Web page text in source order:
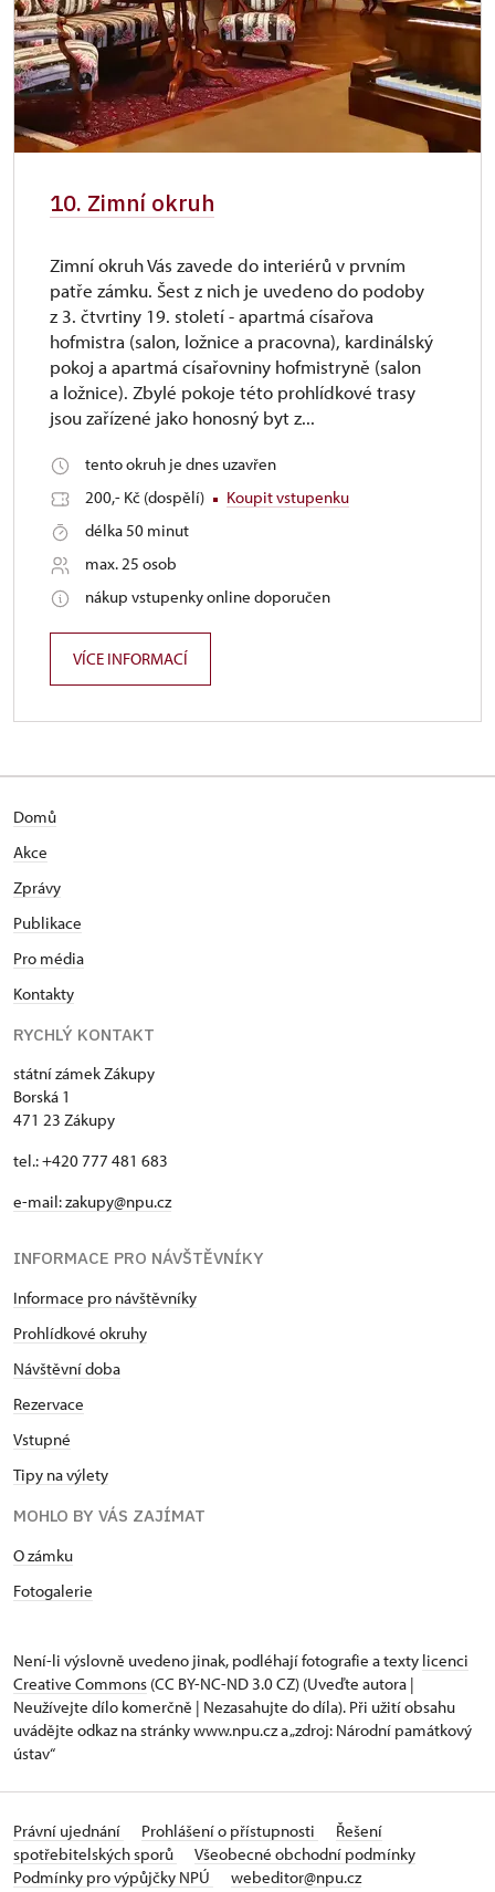
10. Zimní okruh
Zimní okruh Vás zavede do interiérů v prvním
patře zámku. Šest z nich je uvedeno do podoby
z 3. čtvrtiny 19. století - apartmá císařova
hofmistra (salon, ložnice a pracovna), kardinálský
pokoj a apartmá císařovniny hofmistryně (salon
a ložnice). Zbylé pokoje této prohlídkové trasy
jsou zařízené jako honosný byt z...
tento okruh je dnes uzavřen
200,- Kč (dospělí)
Koupit vstupenku
délka 50 minut
max. 25 osob
nákup vstupenky online doporučen
VÍCE INFORMACÍ
Domů
Akce
Zprávy
Publikace
Pro média
Kontakty
RYCHLÝ KONTAKT
státní zámek Zákupy
Borská 1
471 23 Zákupy
tel.: +420 777 481 683
e-mail: zakupy@npu.cz
INFORMACE PRO NÁVŠTĚVNÍKY
Informace pro návštěvníky
Prohlídkové okruhy
Návštěvní doba
Rezervace
Vstupné
Tipy na výlety
MOHLO BY VÁS ZAJÍMAT
O zámku
Fotogalerie
Není-li výslovně uvedeno jinak, podléhají fotografie a texty licenci
Creative Commons (CC BY-NC-ND 3.0 CZ) (Uveďte autora |
Neužívejte dílo komerčně | Nezasahujte do díla). Při užití obsahu
uvádějte odkaz na stránky www.npu.cz a „zdroj: Národní památkový
ústav“
Právní ujednání Prohlášení o přístupnosti
Řešení
spotřebitelských sporů
Všeobecné obchodní podmínky
Podmínky pro výpůjčky NPÚ
webeditor@npu.cz